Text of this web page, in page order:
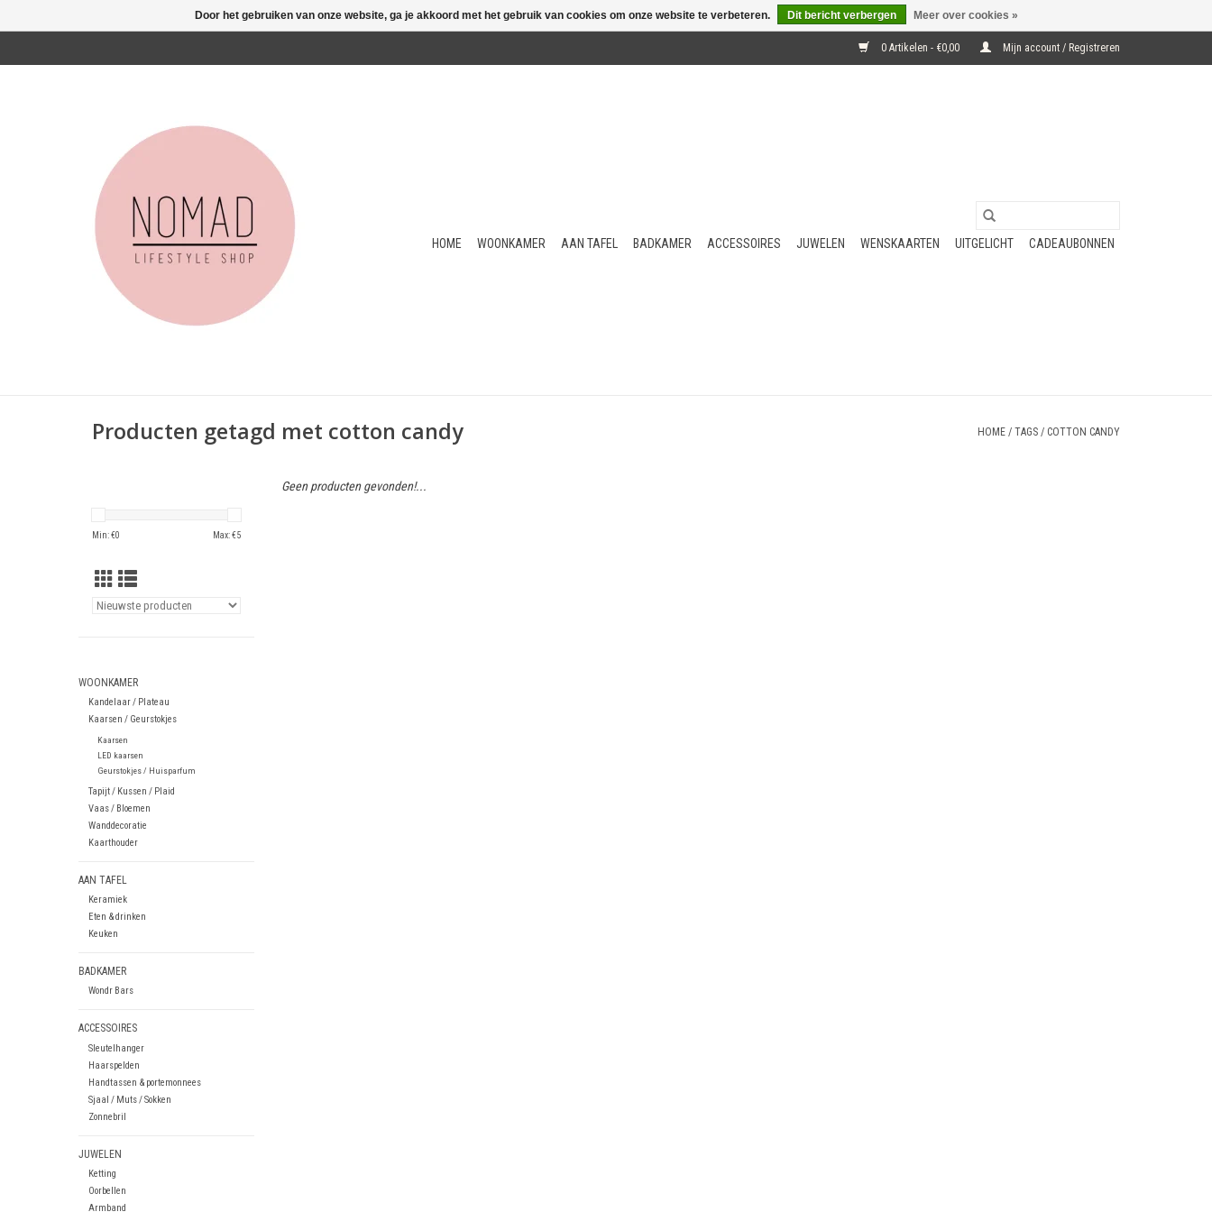
0 Artikelen - €0,00 Mijn account / Registreren
HOME WOONKAMER AAN TAFEL BADKAMER ACCESSOIRES JUWELEN WENSKAARTEN UITGELICHT CADEAUBONNEN
Producten getagd met cotton candy HOME / TAGS / COTTON CANDY
Min: €0 Max: €5
WOONKAMER
Kandelaar / Plateau
Kaarsen / Geurstokjes
Kaarsen
LED kaarsen
Geurstokjes / Huisparfum
Tapijt / Kussen / Plaid
Vaas / Bloemen
Wanddecoratie
Kaarthouder
AAN TAFEL
Keramiek
Eten & drinken
Keuken
BADKAMER
Wondr Bars
ACCESSOIRES
Sleutelhanger
Haarspelden
Handtassen & portemonnees
Sjaal / Muts / Sokken
Zonnebril
JUWELEN
Ketting
Oorbellen
Armband
Geen producten gevonden!...
Door het gebruiken van onze website, ga je akkoord met het gebruik van cookies om onze website te verbeteren. Dit bericht verbergen Meer over cookies »